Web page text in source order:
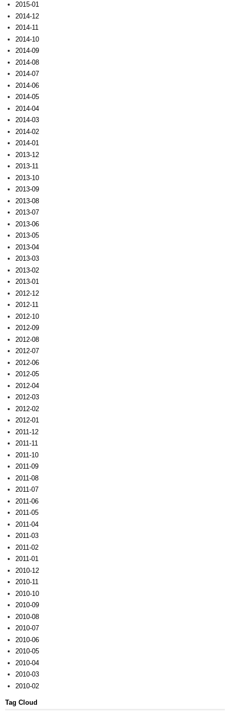
2015-01
2014-12
2014-11
2014-10
2014-09
2014-08
2014-07
2014-06
2014-05
2014-04
2014-03
2014-02
2014-01
2013-12
2013-11
2013-10
2013-09
2013-08
2013-07
2013-06
2013-05
2013-04
2013-03
2013-02
2013-01
2012-12
2012-11
2012-10
2012-09
2012-08
2012-07
2012-06
2012-05
2012-04
2012-03
2012-02
2012-01
2011-12
2011-11
2011-10
2011-09
2011-08
2011-07
2011-06
2011-05
2011-04
2011-03
2011-02
2011-01
2010-12
2010-11
2010-10
2010-09
2010-08
2010-07
2010-06
2010-05
2010-04
2010-03
2010-02
Tag Cloud